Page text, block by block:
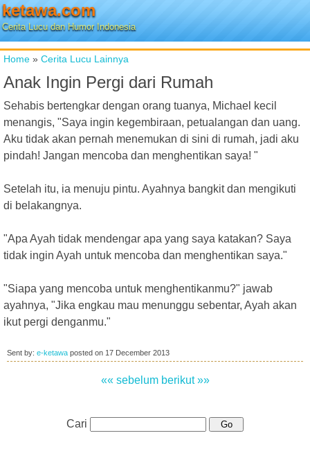
ketawa.com
Cerita Lucu dan Humor Indonesia
Home » Cerita Lucu Lainnya
Anak Ingin Pergi dari Rumah
Sehabis bertengkar dengan orang tuanya, Michael kecil
menangis, "Saya ingin kegembiraan, petualangan dan uang.
Aku tidak akan pernah menemukan di sini di rumah, jadi aku
pindah! Jangan mencoba dan menghentikan saya! "
Setelah itu, ia menuju pintu. Ayahnya bangkit dan mengikuti
di belakangnya.
"Apa Ayah tidak mendengar apa yang saya katakan? Saya
tidak ingin Ayah untuk mencoba dan menghentikan saya."
"Siapa yang mencoba untuk menghentikanmu?" jawab
ayahnya, "Jika engkau mau menunggu sebentar, Ayah akan
ikut pergi denganmu."
Sent by: e-ketawa posted on 17 December 2013
«« sebelum berikut »»
Cari